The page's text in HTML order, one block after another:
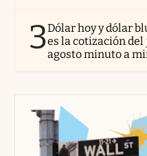
3Dólar hoy y dólar
es la cotización del
agosto minuto a